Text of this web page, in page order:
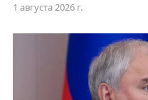
1 августа 2026 г.